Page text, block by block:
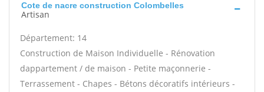
Cote de nacre construction Colombelles
Artisan
Département: 14
Construction de Maison Individuelle - Rénovation
dappartement / de maison - Petite maçonnerie -
Terrassement - Chapes - Bétons décoratifs intérieurs -